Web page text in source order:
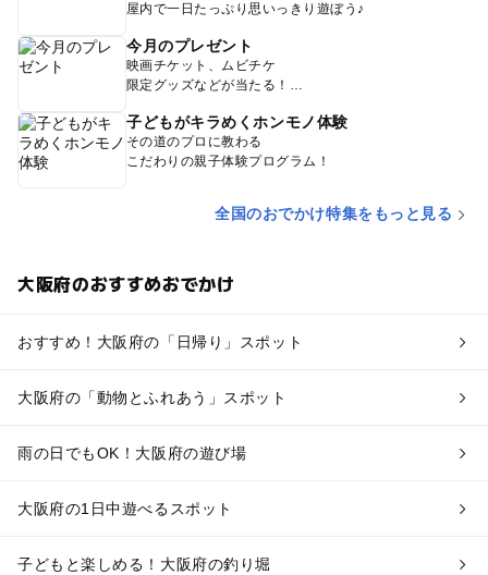
屋内で一日たっぷり思いっきり遊ぼう♪
今月のプレゼント
映画チケット、ムビチケ
限定グッズなどが当たる！
子どもがキラめくホンモノ体験
その道のプロに教わる
こだわりの親子体験プログラム！
全国のおでかけ特集をもっと見る
大阪府のおすすめおでかけ
おすすめ！大阪府の「日帰り」スポット
大阪府の「動物とふれあう」スポット
雨の日でもOK！大阪府の遊び場
大阪府の1日中遊べるスポット
子どもと楽しめる！大阪府の釣り堀